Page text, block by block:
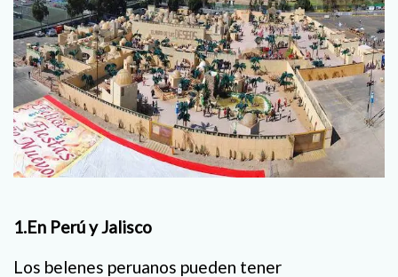
1.En Perú y Jalisco
Los belenes peruanos pueden tener